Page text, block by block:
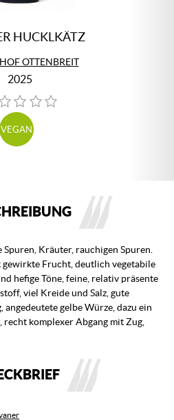
HUCKLKÄTZ
OTTENBREIT
2025
VEGAN
Kräuter, rauchigen Spuren.
Frucht, deutlich vegetabile
hefige Töne, feine, relativ präsente
viel Kreide und Salz, gute
angedeutete gelbe Würze, dazu ein
recht komplexer Abgang mit Zug,